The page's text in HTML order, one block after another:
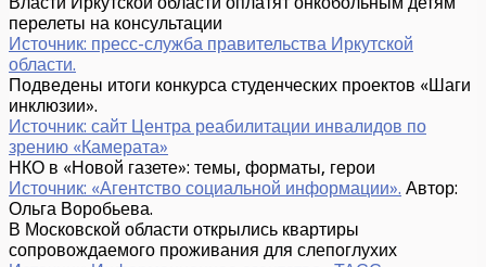
перелеты на консультации
Источник: пресс-служба правительства Иркутской
области.
Подведены итоги конкурса студенческих проектов «Шаги
инклюзии».
Источник: сайт Центра реабилитации инвалидов по
зрению «Камерата»
НКО в «Новой газете»: темы, форматы, герои
Источник: «Агентство социальной информации». Автор:
Ольга Воробьева.
В Московской области открылись квартиры
сопровождаемого проживания для слепоглухих